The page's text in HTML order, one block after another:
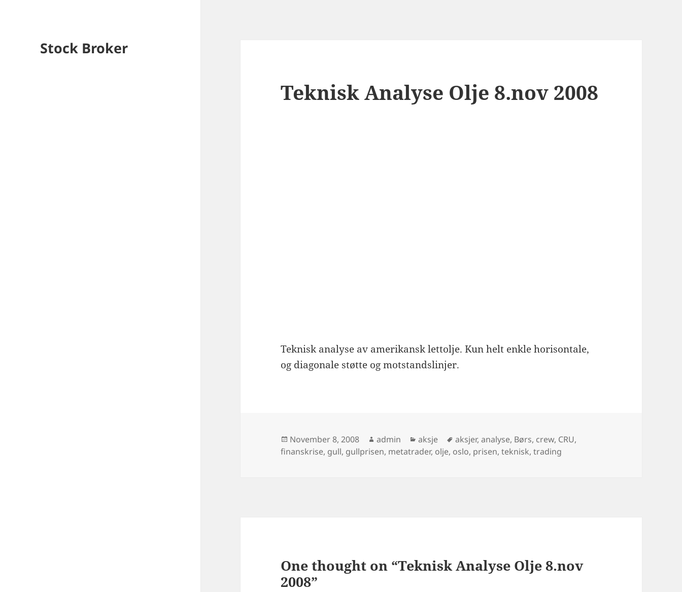
Stock Broker
Teknisk Analyse Olje 8.nov 2008
Teknisk analyse av amerikansk lettolje. Kun helt enkle horisontale,
og diagonale støtte og motstandslinjer.
Posted
on
November 8, 2008 Author
admin Categories
aksje Tags
aksjer,analyse, Børs, crew, CRU,
finanskrise, gull, gullprisen, metatrader, olje, oslo, prisen,teknisk,trading
One thought on “Teknisk Analyse Olje 8.nov
2008”